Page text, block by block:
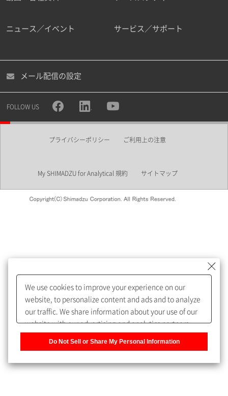
職種
所属部署
めします。
My SHIMADZU for Analyticalへ登録いただくと、技術情報や
取扱説明書・Webinarなどの閲覧ができます。
うになります。
ニュース／イベント サービス／サポート
メール配信の設定
FOLLOW US
プライバシーポリシー ご利用上の注意
My SHIMADZU for Analytical 規約 サイトマップ
We use cookies to improve your experience on our
website, to personalize content and ads and to analyze
our traffic. We share information about your use of our
website with our advertising and analytics partners,
Do Not Sell or Share My Personal Information